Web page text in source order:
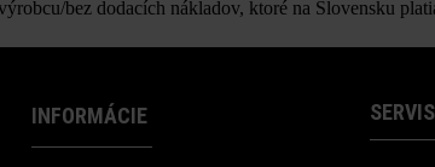
bez dodacích nákladov, ktoré na Slovensku
INFORMÁCIE